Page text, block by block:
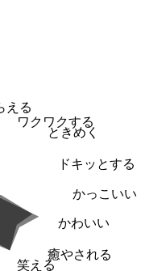
える
ワクワクする
ときめく
ドキッとする
かっこいい
かわいい
癒やされる
笑える